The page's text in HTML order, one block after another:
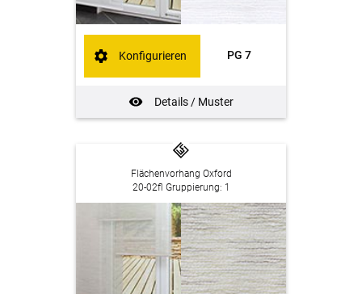
PG 7
Details / Muster
Konfigurieren
Flächenvorhang Oxford
20-02fl Gruppierung: 1